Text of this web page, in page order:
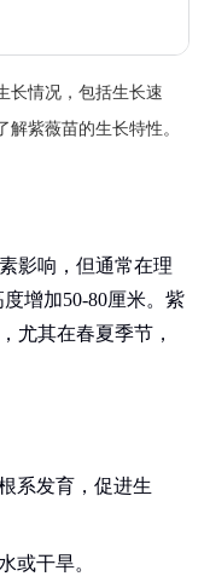
长情况，包括生长速
紫薇苗的生长特性。
影响，但通常在理
增加50-80厘米。紫
尤其在春夏季节，
系发育，促进生
或干旱。